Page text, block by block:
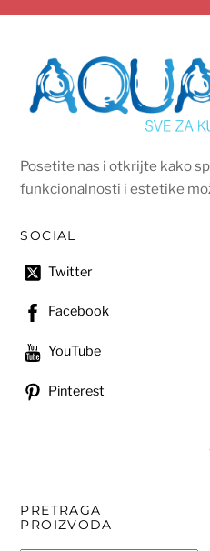
Posetite nas i otkrijte kako
funkcionalnosti i estetike
SOCIAL
Twitter
Facebook
YouTube
Pinterest
PRETRAGA
PROIZVODA